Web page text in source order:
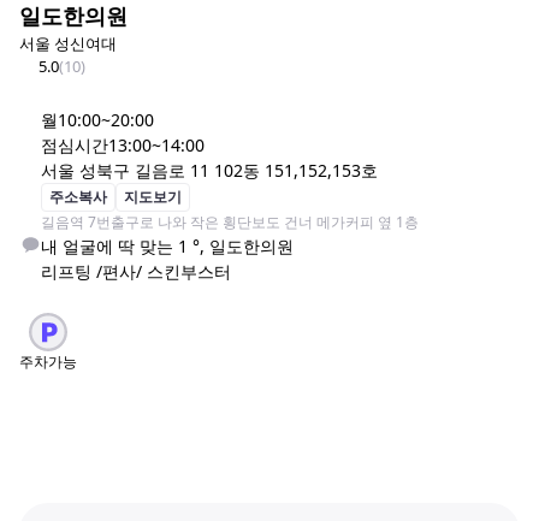
일도한의원
서울 성신여대
5.0(10)
월10:00~20:00
점심시간13:00~14:00
서울 성북구 길음로 11 102동 151,152,153호
주소복사
지도보기
길음역 7번출구로 나와 작은 횡단보도 건너 메가커피 옆 1층
내 얼굴에 딱 맞는 1 °, 일도한의원
리프팅 /편사/ 스킨부스터
주차가능